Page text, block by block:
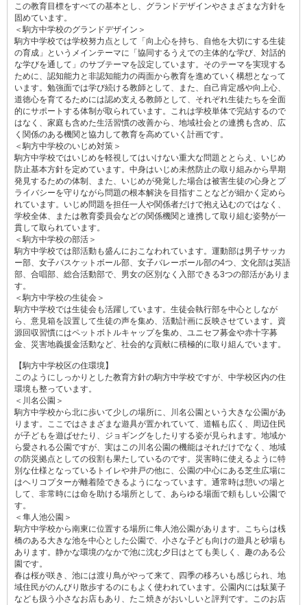
この教育目標をすべての基本とし、グランドデザインやさまざまな方針を
固めています。
＜駒方中学校のグランドデザイン＞
駒方中学校では学校努力点として「向上心を持ち、自他を大切にする生徒
の育成」というメインテーマに「協同するうえでの主体的な学び、対話的
な学びを通して」のサブテーマを設定しています。そのテーマを実現する
ために、認知能力と非認知能力の両面から教育を進めていく構想となって
います。勉強面では学び続ける教師として、また、自己肯定感や向上心、
道徳心を育てるためには認め支える教師として、それぞれ生徒たちを全面
的にサポートする体制が取られています。これは学校単体で完結するので
はなく、家庭も含めた生活習慣の改善から、地域社会との連携も含め、広
く関係のある機関と協力して教育を高めていく計画です。
＜駒方中学校のいじめ対策＞
駒方中学校ではいじめを軽視してはいけない重大な問題ととらえ、いじめ
防止基本方針を定めています。中身はいじめ未然防止の取り組みから早期
発見するための体制、また、いじめが発覚した場合は被害生徒の心身とプ
ライバシーを守りながら問題の根本解決を目指すことなどが細かく定めら
れています。いじめ問題を担任一人や関係者だけで抱え込むのではなく、
学校全体、または教育委員会などの関係機関と連携して取り組む姿勢が一
貫して取られています。
＜駒方中学校の部活＞
駒方中学校では部活動も盛んにおこなわれています。運動部は男子サッカ
ー部、女子バスケットボール部、女子バレーボール部の4つ、文化部は英語
部、合唱部、総合活動部で、男女の区別なく入部できる3つの部活がありま
す。
＜駒方中学校の生徒会＞
駒方中学校では生徒会も活躍しています。生徒会執行部を中心としなが
ら、意見箱を設置して生徒の声を集め、活動計画に反映させています。資
源回収習慣にはペットボトルキャップを集め、ユニセフ募金や赤十字募
金、災害地義援金活動など、社会的な貢献に積極的に取り組んでいます。
【駒方中学校区の住環境】
このようにしっかりとした教育方針の駒方中学校ですが、中学校区内の住
環境も整っています。
＜川名公園＞
駒方中学校から北に歩いて少しの場所に、川名公園という大きな公園があ
ります。ここではさまざまな遊具が置かれていて、道幅も広く、周辺住民
が子どもを遊ばせたり、ジョギングをしたりする姿が見られます。地域か
ら愛される公園ですが、実はこの川名公園の機能はそれだけでなく、地域
の防災拠点としての役割も果たしているのです。災害時に使えるように特
別な仕様となっているトイレや井戸の他に、公園の中心にある芝生広場に
はヘリコプターが離着陸できるようになっています。通常時は憩いの場と
して、非常時には命を助ける場所として、あらゆる場面で頼もしい公園で
す。
＜隼人池公園＞
駒方中学校から南東に位置する場所に隼人池公園があります。こちらは桟
橋のある大きな池を中心とした公園で、小さな子ども向けの遊具と砂場も
あります。静かな環境のなかで池に沈む夕日はとても美しく、趣のある公
園です。
春は桜が咲き、池には渡り鳥がやって来て、四季の移ろいも感じられ、地
域住民がのんびり散歩するのにもよく使われています。公園内には駄菓子
なども扱う小さなお店もあり、たこ焼きがおいしいと評判です。このお店